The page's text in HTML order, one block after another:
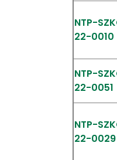
NTP-
22-0010
NTP-
22-0051
NTP-
22-0029